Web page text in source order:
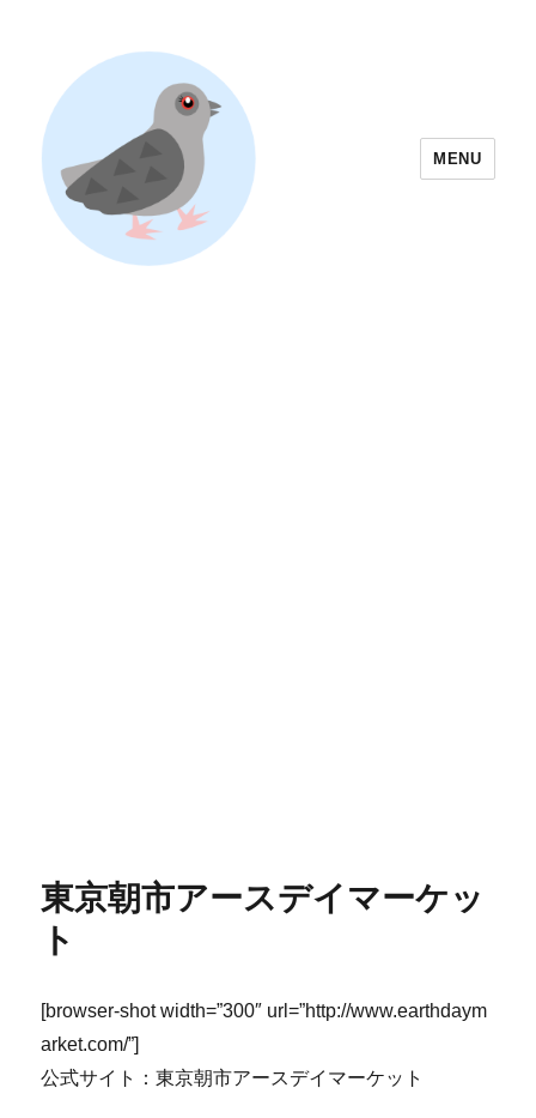
MENU
東京朝市アースデイマーケッ
ト
[browser-shot width=”300″ url=”http://www.earthdaym
arket.com/”]
公式サイト：東京朝市アースデイマーケット